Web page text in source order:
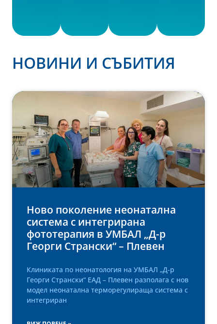
НОВИНИ И СЪБИТИЯ
Ново поколение неонатална
система с интегрирана
фототерапия в УМБАЛ „Д-р
Георги Странски“ – Плевен
Клиниката по неонатология на УМБАЛ „Д-р
Георги Странски“ ЕАД – Плевен разполага с нов
модел неонатална терморегулираща система с
интегриран